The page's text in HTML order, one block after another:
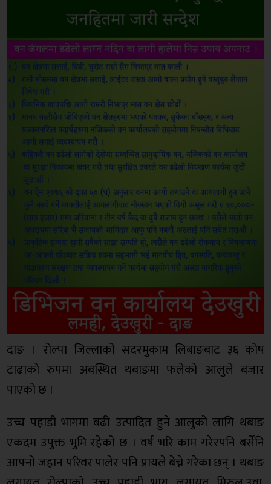
दाङ । रोल्पा जिल्लाको सदरमुकाम लिबाङबाट ३६ कोष
टाढाको रुपमा अबस्थित थबाङमा फलेको आलुले बजार
पाएको छ ।
उच्च पहाडी भागमा बढी उत्पादित हुने आलुको लागि थबाङ
एकदम उपुक्त भुमि रहेको छ । वर्ष भरि काम गरेरपनि बर्सेनि
आफ्नो जहान परिवर पालेर पनि प्रायले बेच्ने गरेका छन् । थबाङ